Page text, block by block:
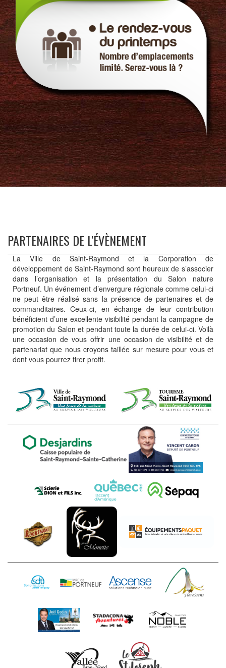
PARTENAIRES DE L'ÉVÈNEMENT
La Ville de Saint-Raymond et la Corporation de
développement de Saint-Raymond sont heureux de s’associer
dans l’organisation et la présentation du Salon nature
Portneuf. Un événement d’envergure régionale comme celui-ci
ne peut être réalisé sans la présence de partenaires et de
commanditaires. Ceux-ci, en échange de leur contribution
bénéficient d’une excellente visibilité pendant la campagne de
promotion du Salon et pendant toute la durée de celui-ci. Voilà
une occasion de vous offrir une occasion de visibilité et de
partenariat que nous croyons taillée sur mesure pour vous et
dont vous pourrez tirer profit.